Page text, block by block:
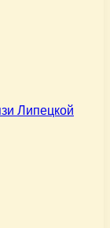
Липецкой